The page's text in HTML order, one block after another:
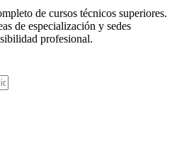
de cursos técnicos superiores.
de especialización y sedes
profesional.